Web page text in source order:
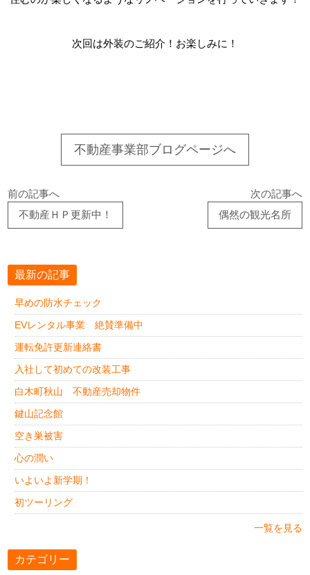
次回は外装のご紹介！お楽しみに！
不動産事業部ブログページへ
前の記事へ
不動産ＨＰ更新中！
次の記事へ
偶然の観光名所
最新の記事
早めの防水チェック
EVレンタル事業 絶賛準備中
運転免許更新連絡書
入社して初めての改装工事
白木町秋山 不動産売却物件
鍵山記念館
空き巣被害
心の潤い
いよいよ新学期！
初ツーリング
一覧を見る
カテゴリー